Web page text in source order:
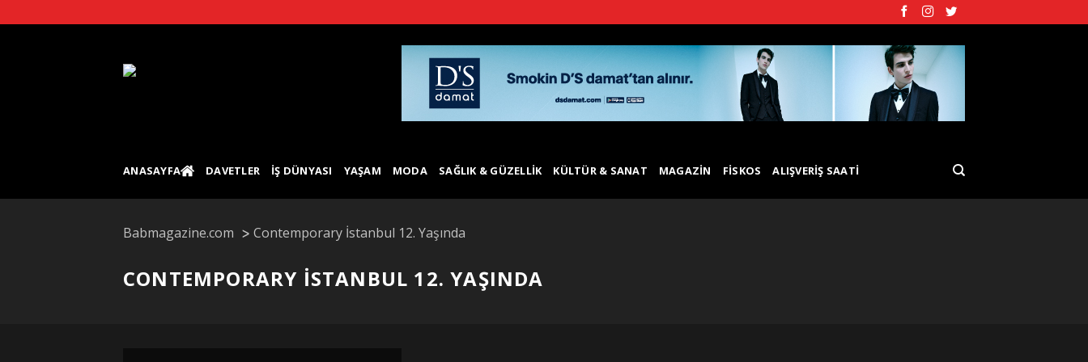
to
ANASAYFA DAVETLER İŞ DÜNYASI YAŞAM MODA SAĞLIK & GÜZELLIK KÜLTÜR & SANAT MAGAZIN FISKOS ALIŞVERIŞ SAATI
Babmagazine.com Contemporary İstanbul 12. Yaşında
CONTEMPORARY İSTANBUL 12. YAŞINDA